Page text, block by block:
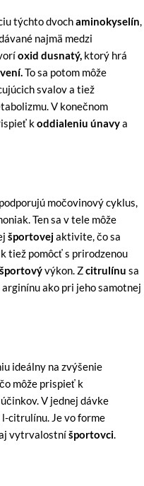
týchto dvochaminokyselín,
najmä medzi
oxid dusnatý, ktorý hrá
To sa potom môže
svalov a tiež
V konečnom
koddialeniu únavya
močovinový cyklus,
Ten sa v tele môže
športovejaktivite, čo sa
tiež pomôcť s prirodzenou
športovývýkon. Zcitrulínu sa
ako pri jeho samotnej
ideálny na zvýšenie
môže prispieť k
V jednej dávke
l-citrulínu. Je vo forme
vytrvalostníšportovci.